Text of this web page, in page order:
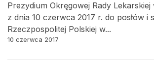
Prezydium Okręgowej Rady
z dnia 10 czerwca 2017 r. do posłów i
Rzeczpospolitej Polskiej w...
10 czerwca 2017